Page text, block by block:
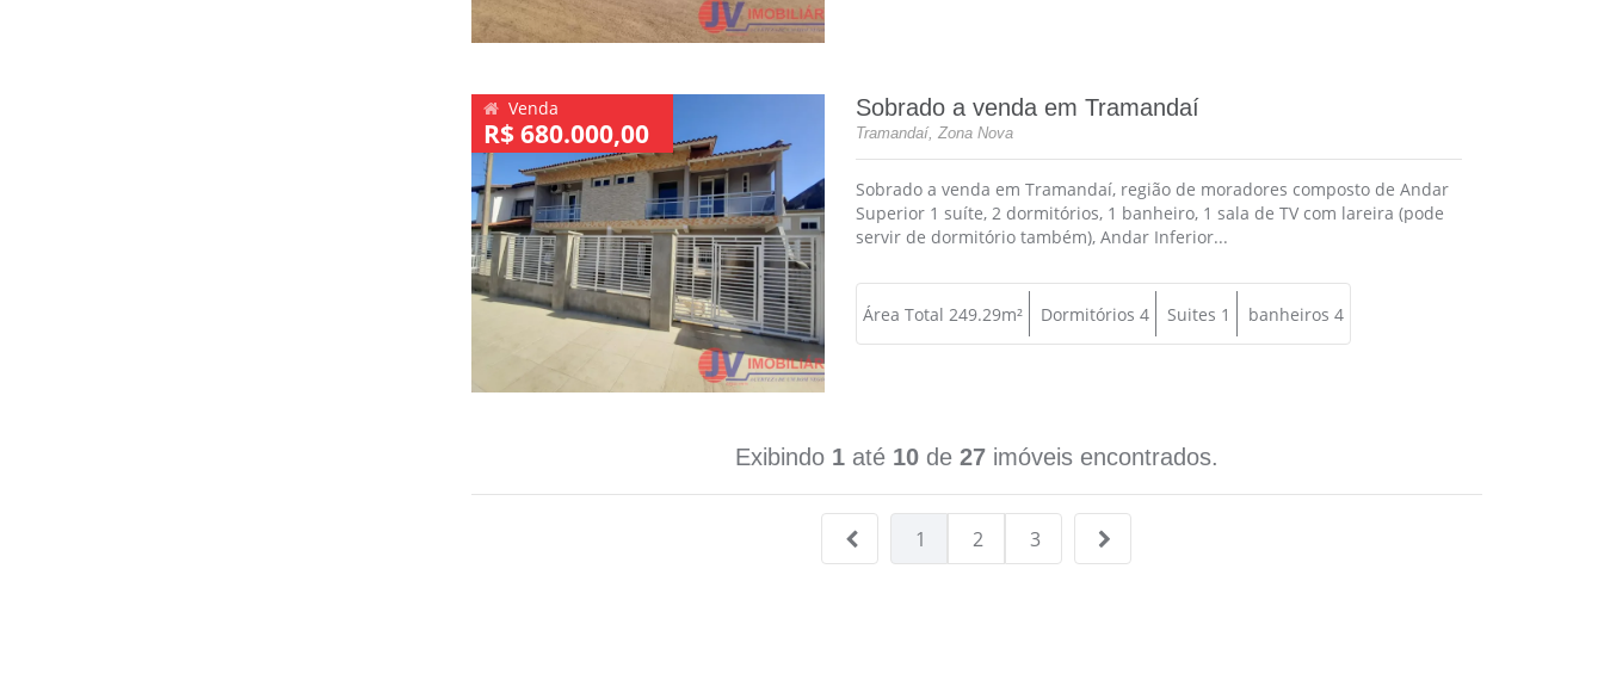
Venda
R$ 680.000,00
Sobrado a venda em Tramandaí
Tramandaí, Zona Nova
Sobrado a venda em Tramandaí, região de moradores composto de Andar
Superior 1 suíte, 2 dormitórios, 1 banheiro, 1 sala de TV com lareira (pode
servir de dormitório também), Andar Inferior...
Área Total 249.29m² Dormitórios 4 Suites 1 banheiros 4
Exibindo 1até 10de 27imóveis encontrados.
1 2 3